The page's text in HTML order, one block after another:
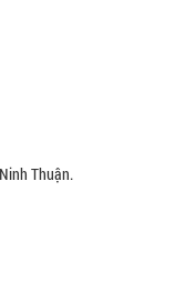
Thuận.